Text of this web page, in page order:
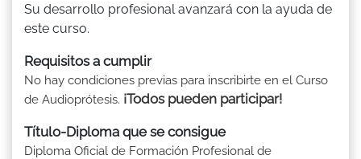
Su desarrollo profesional avanzará con la ayuda de
este curso.
Requisitos a cumplir
No hay condiciones previas para inscribirte en el Curso
de Audioprótesis. ¡Todos pueden participar!
Título-Diploma que se consigue
Diploma Oficial de Formación Profesional de